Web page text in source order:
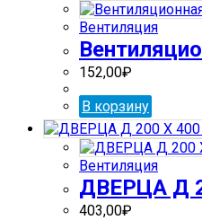
Вентиляция
152,00₽
В корзину
Вентиляция
ДВЕРЦА Д
403,00₽